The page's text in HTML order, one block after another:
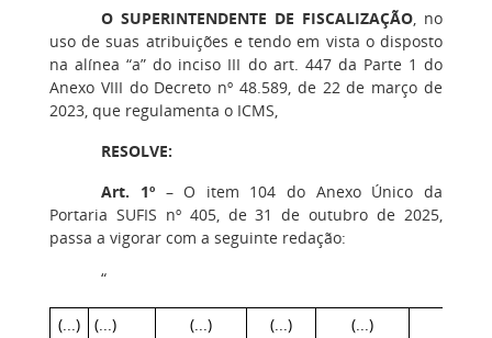
O SUPERINTENDENTE DE FISCALIZAÇÃO, no
uso de suas atribuições e tendo em vista o disposto
na alínea “a” do inciso III do art. 447 da Parte 1 do
Anexo VIII do Decreto nº 48.589, de 22 de março de
2023, que regulamenta o ICMS,
RESOLVE:
Art. 1º– O item 104 do Anexo Único da
Portaria SUFIS nº 405, de 31 de outubro de 2025,
passa a vigorar com a seguinte redação:
“
(...) (...) (...) (...) (...)